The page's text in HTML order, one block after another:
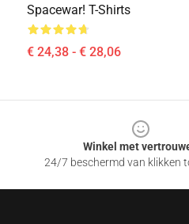
Spacewar! T-Shirts
€ 24,38 - € 28,06
Winkel met
24/7 beschermd van klikken